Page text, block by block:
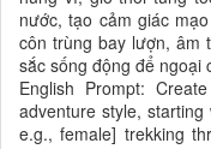
nước, tạo cảm giác
côn trùng bay lượn, âm
sắc sống động để ngoại
English Prompt:
adventure style,
e.g., female] trekking